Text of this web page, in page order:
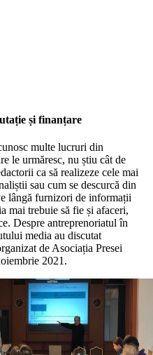
și finanțare
multe lucruri din
le urmăresc, nu știu cât de
ca să realizeze cele mai
sau cum se descurcă din
lângă furnizori de informații
mai trebuie să fie și afaceri,
Despre antreprenoriatul în
media au discutat
de Asociația Presei
2021.